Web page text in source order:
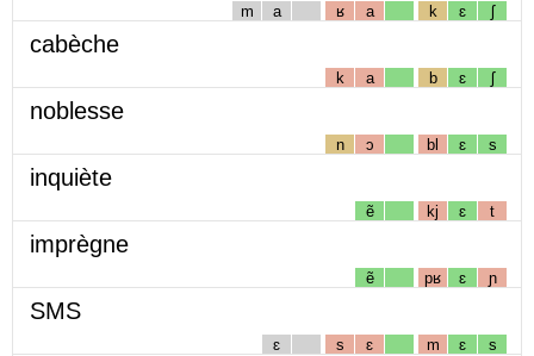
m a ʁ a k ɛ ʃ
cabèche
k a b ɛ ʃ
noblesse
n ɔ bl ɛ s
inquiète
ẽ kj ɛ t
imprègne
ẽ pʁ ɛ ɲ
SMS
ɛ s ɛ m ɛ s